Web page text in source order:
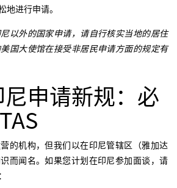
地进行申请。
以外的国家申请，请自行核实当地的居住
国大使馆在接受非居民申请方面的规定有
申请新规：必
的机构，但我们以在印尼管辖区（雅加达
而闻名。如果您计划在印尼参加面谈，请